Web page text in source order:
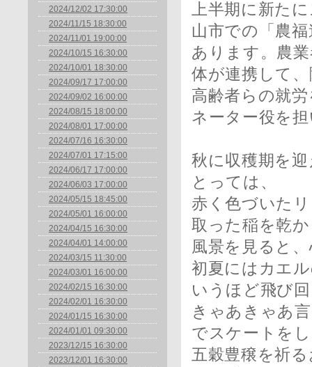
2024/12/02 17:30:00
2024/11/15 18:30:00
2024/11/01 19:00:00
2024/10/15 16:30:00
2024/10/01 18:30:00
2024/09/17 17:00:00
2024/09/02 16:00:00
2024/08/15 18:00:00
2024/08/01 17:00:00
2024/07/16 16:30:00
2024/07/01 17:15:00
2024/06/17 17:00:00
2024/06/03 17:00:00
2024/05/15 18:45:00
2024/05/01 16:00:00
2024/04/15 16:30:00
2024/04/01 14:00:00
2024/03/15 11:30:00
2024/03/01 16:00:00
2024/02/15 16:30:00
2024/02/01 16:30:00
2024/01/15 16:30:00
2024/01/01 09:30:00
2023/12/15 16:30:00
2023/12/01 16:30:00
上半期に新た
山市での「農
あります。農
体が連携して
高齢者らの就
ネーター役を
秋に収穫期を
とっては、
赤く色づいた
取った稲を乾
風景を見ると
初夏にはカエ
いうほど飛び
きゃあきゃあ
でスケートを
五穀豊穣を祈